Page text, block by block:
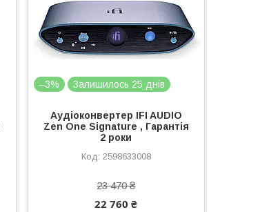
–3% Залишилось 25 днів
Аудіоконвертер IFI AUDIO
Zen One Signature , Гарантія
2 роки
2598633008
23 470 ₴
22 760 ₴